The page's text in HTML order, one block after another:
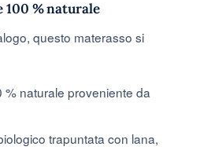
% naturale
questo materasso si
% naturale proveniente da
trapuntata con lana,